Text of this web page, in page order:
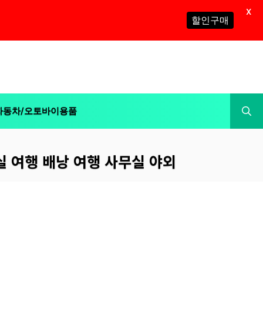
동차/오토바이용품
여행 배낭 여행 사무실 야외
할인구매
X